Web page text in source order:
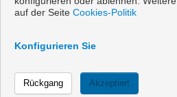
auf der Seite Cookies-Politik
Konfigurieren Sie